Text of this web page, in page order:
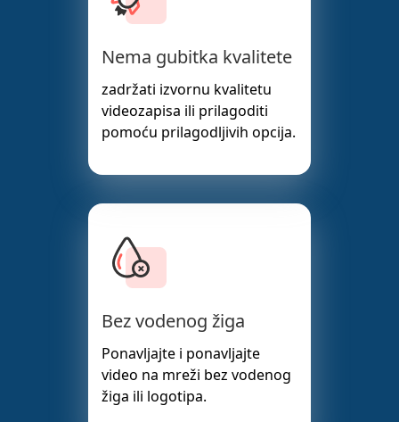
Nema gubitka kvalitete
zadržati izvornu kvalitetu
videozapisa ili prilagoditi
pomoću prilagodljivih opcija.
Bez vodenog žiga
Ponavljajte i ponavljajte
video na mreži bez vodenog
žiga ili logotipa.